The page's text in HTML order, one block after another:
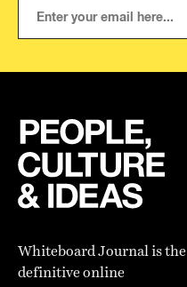
Whiteboard Journal is the
definitive online